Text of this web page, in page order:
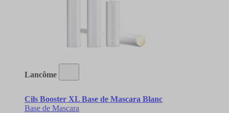
Lancôme
Cils Booster XL Base de Mascara Blanc
Base de Mascara